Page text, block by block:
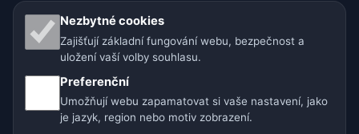
Naše weby o počasí:
🇨🇿 Česko 🇭🇷 Chorvatsko 🇧🇬 Bulharsko
🇩🇪🇦🇹🇨🇭 Německo / Rakousko / Švýcarsko
🌎 Latinská Amerika a Španělsko
Nezbytné cookies
Zajišťují základní fungování webu, bezpečnost a
uložení vaší volby souhlasu.
Preferenční
Umožňují webu zapamatovat si vaše nastavení, jako
je jazyk, region nebo motiv zobrazení.